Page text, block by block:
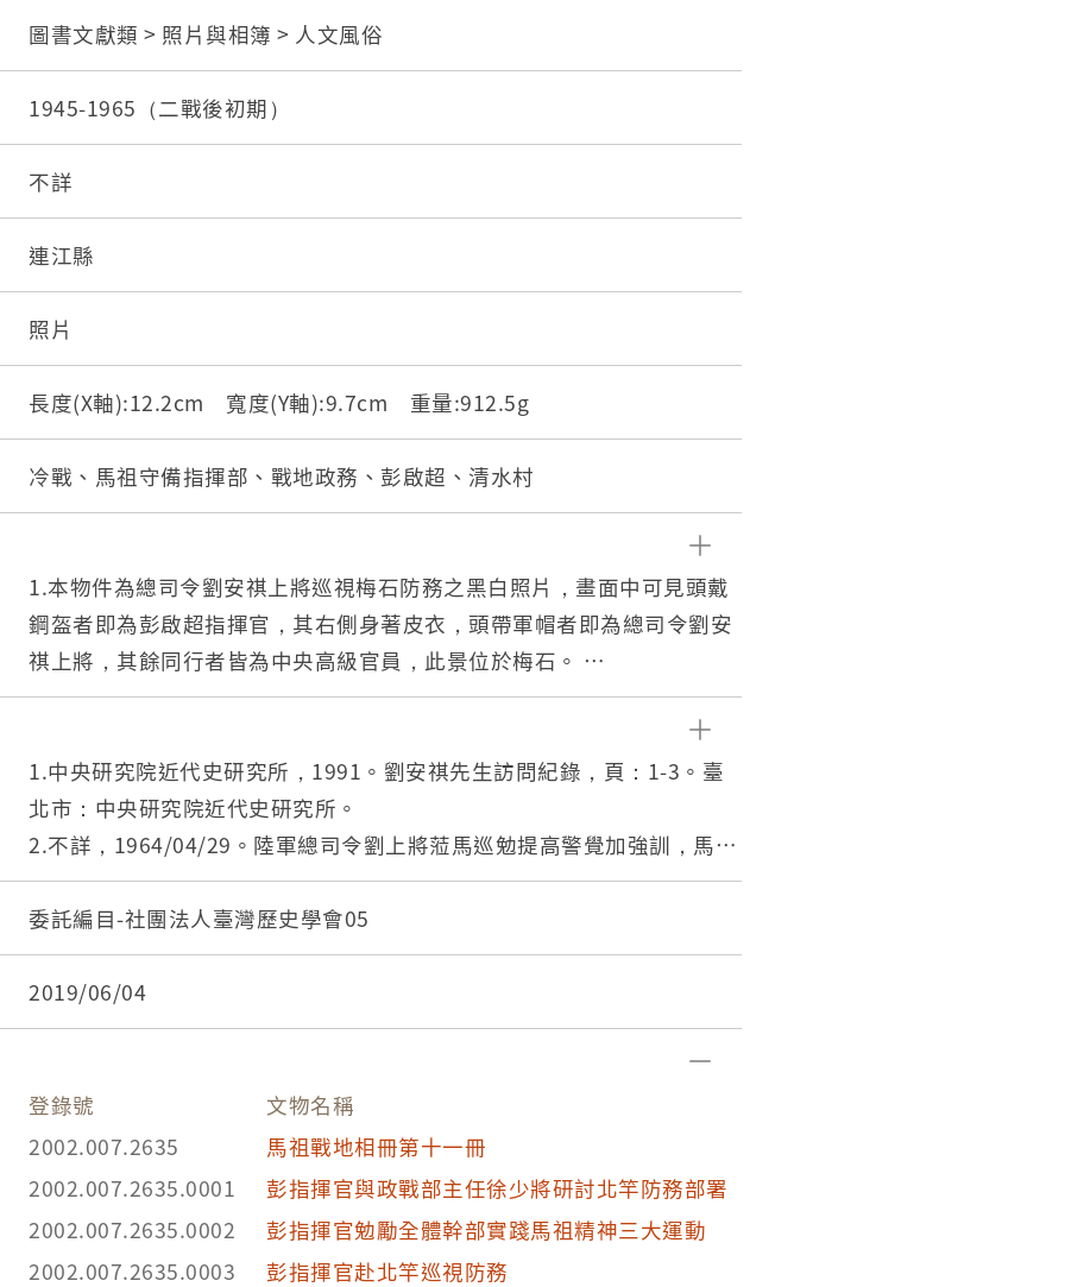
圖書文獻類 > 照片與相簿 > 人文風俗
1945-1965（二戰後初期）
不詳
連江縣
照片
長度(X軸):12.2cm 寬度(Y軸):9.7cm 重量:912.5g
冷戰、馬祖守備指揮部、戰地政務、彭啟超、清水村
1.本物件為總司令劉安祺上將巡視梅石防務之黑白照片，畫面中可見頭戴
鋼盔者即為彭啟超指揮官，其右側身著皮衣，頭帶軍帽者即為總司令劉安
祺上將，其餘同行者皆為中央高級官員，此景位於梅石。
2.劉安祺（1903－1995），山東嶧縣人，畢業於黃埔軍校，歷經北伐、剿
共數度征戰，1948年任十一綏靖區司令官兼行政長，隔年主掌青島大撤退
獲蔣中正讚賞，來臺後擔任要職，創立預訓制度，並於1958年間至前線任
金門防衛司令部司令，1961年升任陸軍總司令，4年後卸任，轉任軍校、
研究院等職位，而後退居顧問。劉上將此趟至馬祖巡視2日，期間於南北
竿巡視防務以及參觀戰鬥演習。
3.梅石村舊稱美瑞澳，位於今南竿鄉清水村，是民國40年代末後，擁有文
康中心、招待所、休假中心等提供官兵休閒放鬆，或是招待賓客之地。
1.中央研究院近代史研究所，1991。劉安祺先生訪問紀錄，頁：1-3。臺
北市：中央研究院近代史研究所。
2.不詳，1964/04/29。陸軍總司令劉上將蒞馬巡勉提高警覺加強訓，馬祖
日報（日刊）。
3.不詳，1958/05/28。官兵休假中心 已全部竣工 定六月一日正式揭
幕，馬祖日報（日刊）。
委託編目-社團法人臺灣歷史學會05
2019/06/04
登錄號
文物名稱
2002.007.2635
馬祖戰地相冊第十一冊
2002.007.2635.0001
彭指揮官與政戰部主任徐少將研討北竿防務部署
2002.007.2635.0002
彭指揮官勉勵全體幹部實踐馬祖精神三大運動
2002.007.2635.0003
彭指揮官赴北竿巡視防務